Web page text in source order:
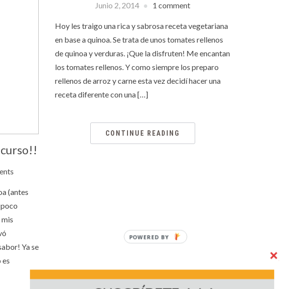
(antes
Ya se
Junio 2, 2014 1 comment
Hoy les traigo una rica y sabrosa receta vegetariana
en base a quinoa. Se trata de unos tomates rellenos
de quinoa y verduras. ¡Que la disfruten! Me encantan
los tomates rellenos. Y como siempre los preparo
rellenos de arroz y carne esta vez decidí hacer una
receta diferente con una […]
CONTINUE READING
POWERED BY